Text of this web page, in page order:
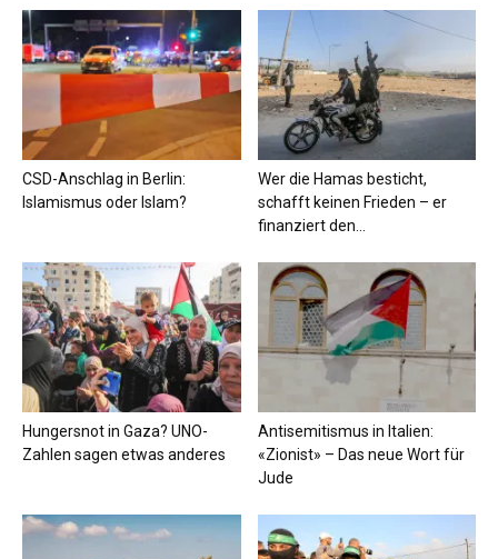
CSD-Anschlag in Berlin:
Islamismus oder Islam?
Wer die Hamas besticht,
schafft keinen Frieden – er
finanziert den...
Hungersnot in Gaza? UNO-
Zahlen sagen etwas anderes
Antisemitismus in Italien:
«Zionist» – Das neue Wort für
Jude